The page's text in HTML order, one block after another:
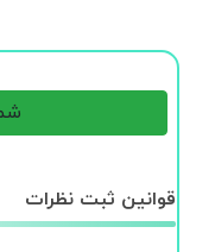
قوانین ثبت نظرات